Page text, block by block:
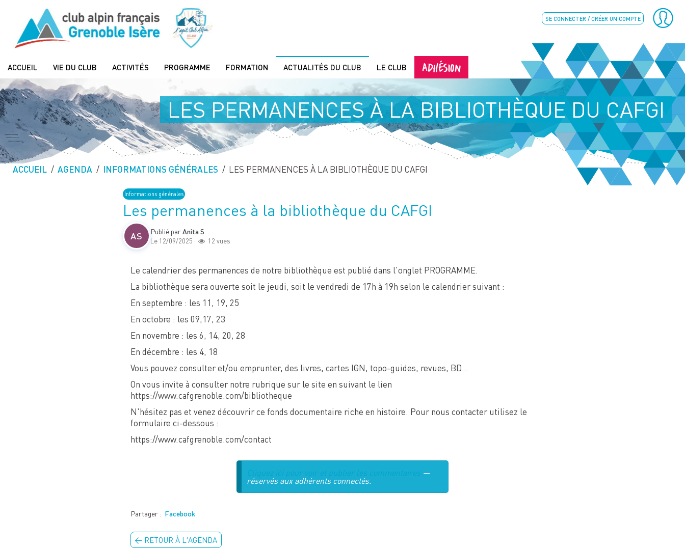
SE CONNECTER / CRÉER UN COMPTE
ACCUEIL VIE DU CLUB ACTIVITÉS PROGRAMME FORMATION ACTUALITÉS DU CLUB LE CLUB ADHÉSION
LES PERMANENCES À LA BIBLIOTHÈQUE DU CAFGI
ACCUEIL AGENDA INFORMATIONS GÉNÉRALES PAGE ACTUELLE :
LES PERMANENCES À LA BIBLIOTHÈQUE DU CAFGI
Informations générales
Les permanences à la bibliothèque du CAFGI
AS Publié parAnita S
Le 12/09/2025 · 12 vues
Le calendrier des permanences de notre bibliothèque est publié dans l'onglet PROGRAMME.
La bibliothèque sera ouverte soit le jeudi, soit le vendredi de 17h à 19h selon le calendrier suivant :
En septembre : les 11, 19, 25
En octobre : les 09,17, 23
En novembre : les 6, 14, 20, 28
En décembre : les 4, 18
Vous pouvez consulter et/ou emprunter, des livres, cartes IGN, topo-guides, revues, BD…
On vous invite à consulter notre rubrique sur le site en suivant le lien
https://www.cafgrenoble.com/bibliotheque
N'hésitez pas et venez découvrir ce fonds documentaire riche en histoire. Pour nous contacter utilisez le
formulaire ci-dessous :
https://www.cafgrenoble.com/contact
Cliquez ici pour voir et publier les commentaires —
réservés aux adhérents connectés.
Partager : Facebook
← RETOUR À L'AGENDA